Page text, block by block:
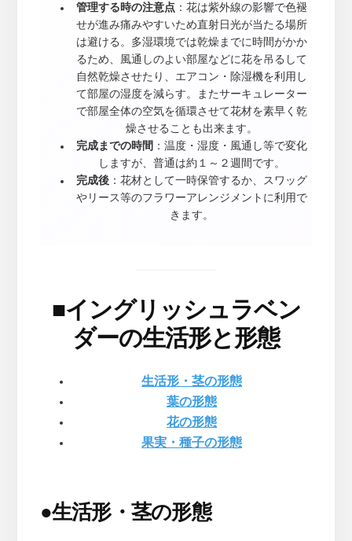
管理する時の注意点 ：花は紫外線の影響で色褪
せが進み痛みやすいため直射日光が当たる場所
は避ける。多湿環境では乾燥までに時間がかか
るため、風通しのよい部屋などに花を吊るして
自然乾燥させたり、エアコン・除湿機を利用し
て部屋の湿度を減らす。またサーキュレーター
で部屋全体の空気を循環させて花材を素早く乾
燥させることも出来ます。
完成までの時間 ：温度・湿度・風通し等で変化
しますが、普通は約１～２週間です。
完成後 ：花材として一時保管するか、スワッグ
やリース等のフラワーアレンジメントに利用で
きます。
■イングリッシュラベン
ダーの生活形と形態
生活形・茎の形態
葉の形態
花の形態
果実・種子の形態
●生活形・茎の形態